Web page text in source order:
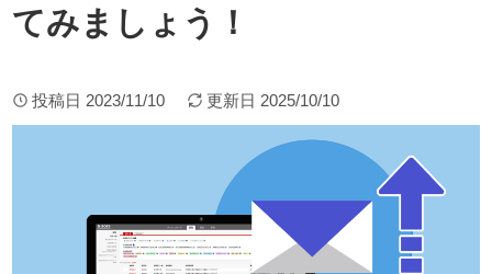
てみましょう！
投稿日 2023/11/10 更新日 2025/10/10